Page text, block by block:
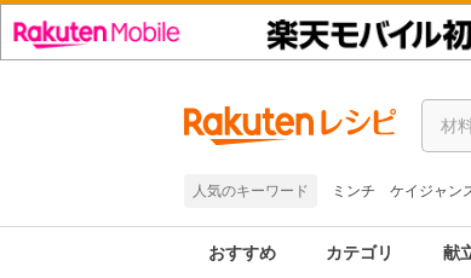
人気のキーワード ミンチ ケイジャン
おすすめ カテゴリ 献